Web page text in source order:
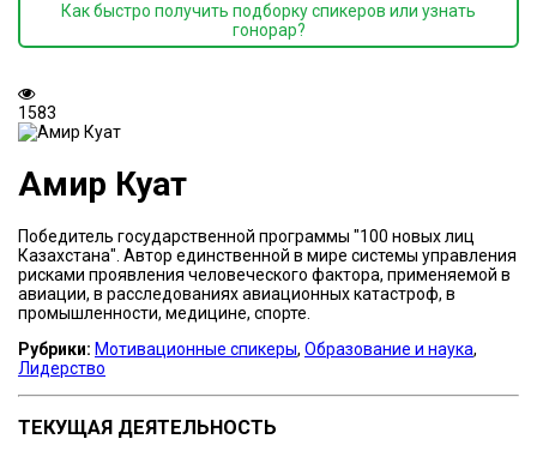
Как быстро получить подборку спикеров или узнать
гонорар?
1583
Амир Куат
Победитель государственной программы "100 новых лиц
Казахстана". Автор единственной в мире системы управления
рисками проявления человеческого фактора, применяемой в
авиации, в расследованиях авиационных катастроф, в
промышленности, медицине, спорте.
Рубрики: Мотивационные спикеры, Образование и наука,
Лидерство
ТЕКУЩАЯ ДЕЯТЕЛЬНОСТЬ